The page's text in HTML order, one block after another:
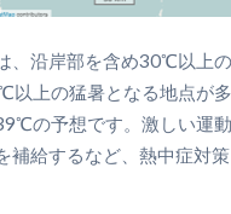
、沿岸部を含め30℃以上
以上の猛暑となる地点が
の予想です。激しい運
補給するなど、熱中症対